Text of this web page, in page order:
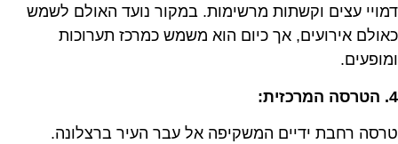
דמויי עצים וקשתות מרשימות. במקור נועד האולם לשמש
כאולם אירועים, אך כיום הוא משמש כמרכז תערוכות
ומופעים.
4. הטרסה המרכזית:
טרסה רחבת ידיים המשקיפה אל עבר העיר ברצלונה.